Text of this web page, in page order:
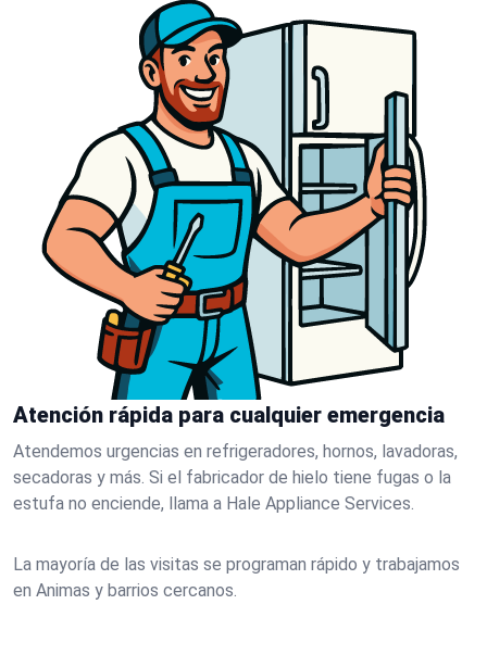
Atención rápida para cualquier emergencia
Atendemos urgencias en refrigeradores, hornos, lavadoras,
secadoras y más. Si el fabricador de hielo tiene fugas o la
estufa no enciende, llama a Hale Appliance Services.
La mayoría de las visitas se programan rápido y trabajamos
en Animas y barrios cercanos.